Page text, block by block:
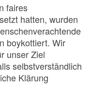
faires
hatten, wurden
boykottiert. Wir
unser Ziel
selbstverständlich
Klärung